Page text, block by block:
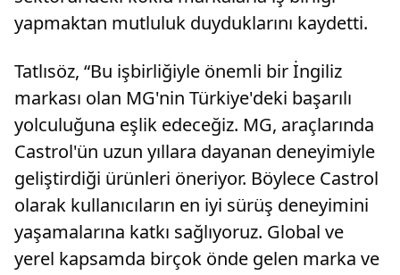
yapmaktan mutluluk duyduklarını kaydetti.
Tatlısöz, “Bu işbirliğiyle önemli bir İngiliz
markası olan MG'nin Türkiye'deki başarılı
yolculuğuna eşlik edeceğiz. MG, araçlarında
Castrol'ün uzun yıllara dayanan deneyimiyle
geliştirdiği ürünleri öneriyor. Böylece Castrol
olarak kullanıcıların en iyi sürüş deneyimini
yaşamalarına katkı sağlıyoruz. Global ve
yerel kapsamda birçok önde gelen marka ve